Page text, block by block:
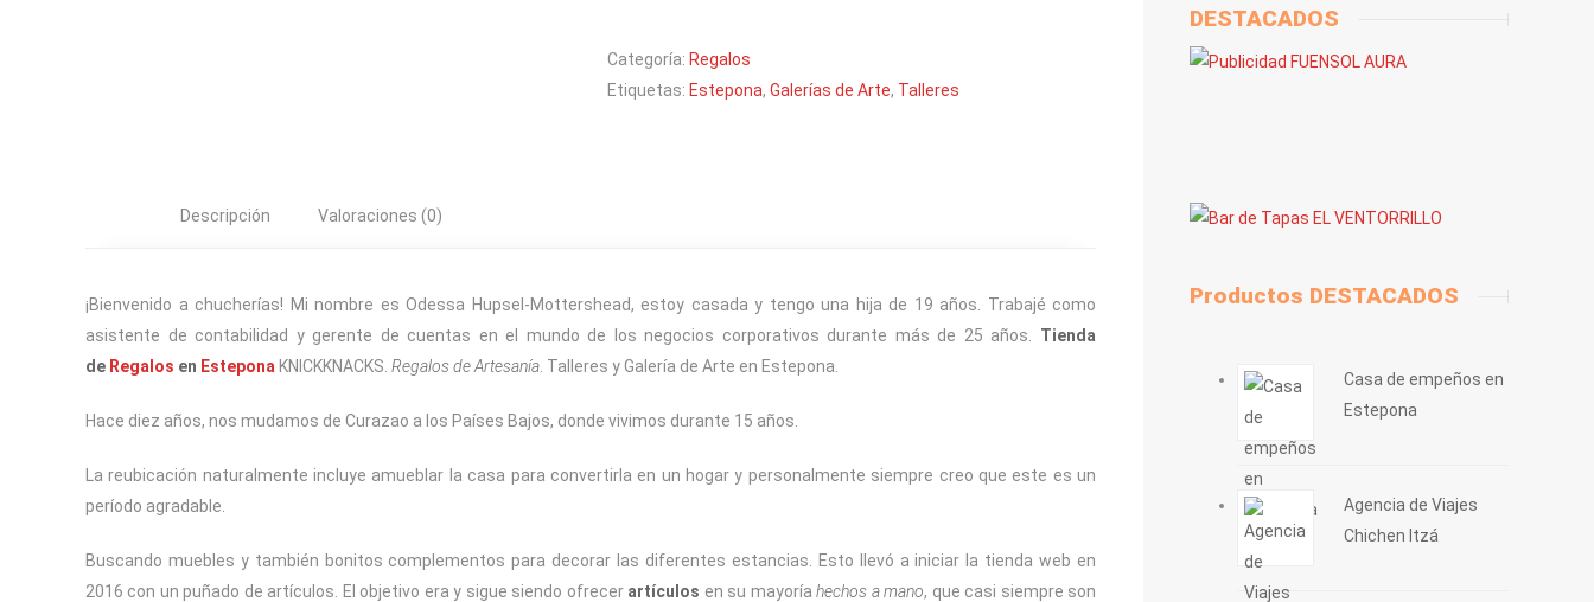
Categoría: Regalos
Etiquetas: Estepona, Galerías de Arte, Talleres
Descripción Valoraciones (0)
¡Bienvenido a chucherías! Mi nombre es Odessa Hupsel-Mottershead, estoy casada y tengo una hija de 19 años. Trabajé como
asistente de contabilidad y gerente de cuentas en el mundo de los negocios corporativos durante más de 25 años. Tienda
de Regalos en Estepona KNICKKNACKS. Regalos de Artesanía . Talleres y Galería de Arte en Estepona.
Hace diez años, nos mudamos de Curazao a los Países Bajos, donde vivimos durante 15 años.
La reubicación naturalmente incluye amueblar la casa para convertirla en un hogar y personalmente siempre creo que este es un
período agradable.
Buscando muebles y también bonitos complementos para decorar las diferentes estancias. Esto llevó a iniciar la tienda web en
2016 con un puñado de artículos. El objetivo era y sigue siendo ofrecer artículos en su mayoríahechos a mano, que casi siempre son
DESTACADOS
Productos DESTACADOS
Casa de empeños en
Estepona
Agencia de Viajes
Chichen Itzá